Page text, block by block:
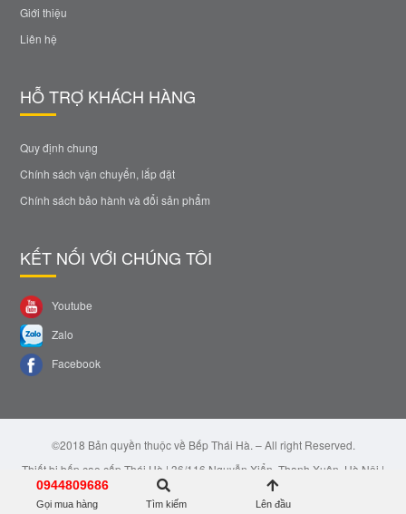
Giới thiệu
Liên hệ
HỖ TRỢ KHÁCH HÀNG
Quy định chung
Chính sách vận chuyển, lắp đặt
Chính sách bảo hành và đổi sản phẩm
KẾT NỐI VỚI CHÚNG TÔI
Youtube
Zalo
Facebook
©2018 Bản quyền thuộc về Bếp Thái Hà. – All right Reserved.
Thiết bị bếp cao cấp Thái Hà | 36/116 Nguyễn Xiển, Thanh Xuân, Hà Nội |
Email: bepthaiha@gmail.com | Hotline: 0944.809.686
0944809686
Gọi mua hàng Tìm kiếm Lên đầu